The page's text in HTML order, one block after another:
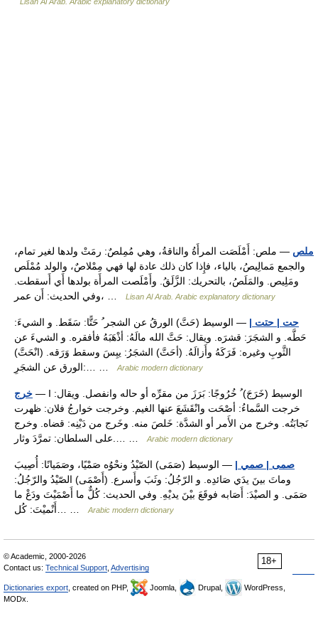
ملص — ملص: أَمْلَصَت المرأَةُ والناقةُ، وهي مُمِلصٌ: رمَتْ ولدها لغير تمام،
والجمع مَمالِيصُ، بالياء، فإِذا كان ذلك عادة لها فهي مِمْلاصٌ، والولد مُمْلَص
ومَلِيص. والمَلَصُ، بالتحريك: الزَّلَقُ. وأَمْلَصت المرأَة بولدها أَي أَسقطت.
وفي الحديث: أَن عمر، …
Lisan Al Arab. Arabic explanatory dictionary
حت | حتت | — الوسيط (حَتَّ) الورقُ عن الشجر ُ حَتًّا: سَقَط. و الشيءَ:
حَطَّه. و الشجَرَ: قشرَه. ويقال: حَتَّ الله مالَهُ: أذْهَبَهُ فأفقره. و الشيءَ عن
الثَّوبِ وغيره: فَرَكَهُ وأَزالَهُ. (أحَتَّ) الشجَرُ: يبِسَ وسقط وَرَقه. (انْحَتَّ)
الورق عن الشجَرِ:… …
Arabic modern dictionary
خرج — I الوسيط (خَرَجَ) ُ خُرُوجًا: بَرَزَ من مقرِّه أو حاله وانفصل. ويقال:
خرجت السَّماءُ: أصْحَت وانْقَشَعَ عنها الغيم. وخرجت خوارجُ فلان: ظهرت
نَجابَتُه. وخرج من الأَمر أو الشدَّة: خَلصَ منه. وخَرج من دَيْنِه: قضاه. وخرج
Arabic modern dictionary
صمى | صمي | — الوسيط (صَمَى) الصّيْدُ ونحْوُه صَمْيًا، وصَمَيانًا: أُصِيبَ
وماتَ بينَ يدَي صَائدِه. و الرّجُلُ: وثَبَ وأَسرع. (أَصْمَى) الصّيْدُ والرّجُلُ:
صَمَى. و الصيْدَ: أَصَابه فوقَعَ بيْنَ يديْهِ. وفي الحديث: كُلٌّ ما أَصْمَيْتَ ودَعْ ما
Arabic modern dictionary
18+
© Academic, 2000-2026
Contact us: Technical Support Advertising
Dictionaries export , created on PHP, Joomla, Drupal,
WordPress,
MODx.